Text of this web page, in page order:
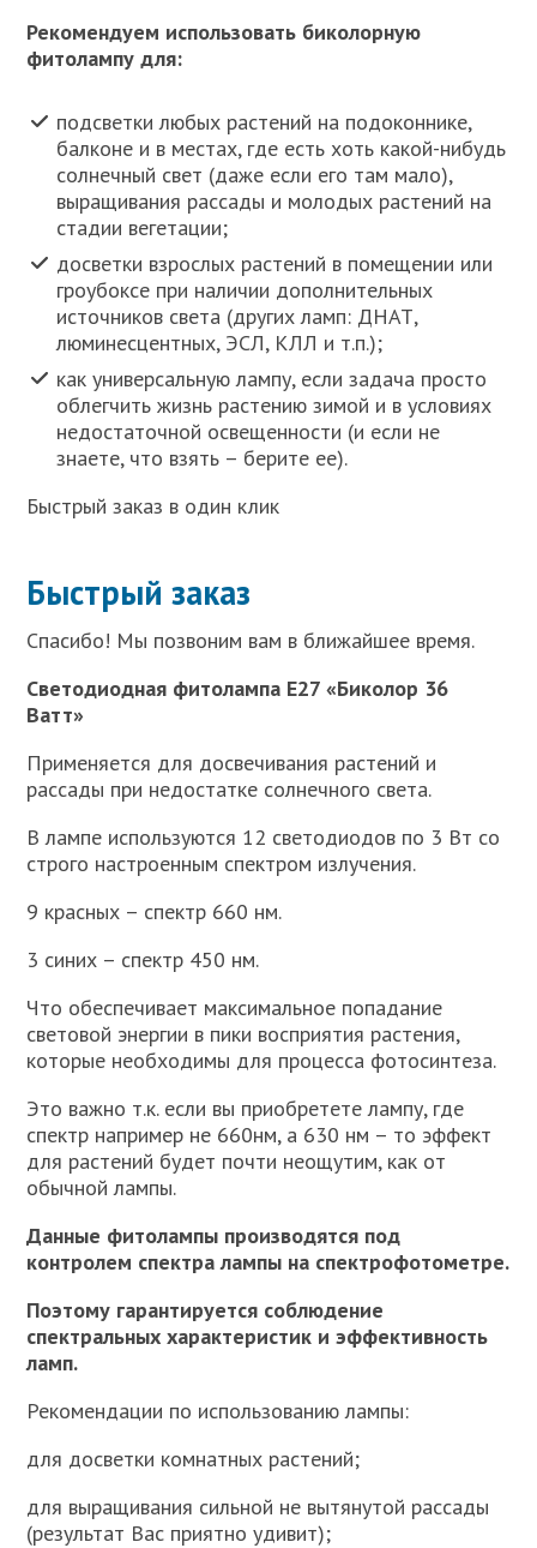
Рекомендуем использовать биколорную
фитолампу для:
подсветки любых растений на подоконнике,
балконе и в местах, где есть хоть какой-нибудь
солнечный свет (даже если его там мало),
выращивания рассады и молодых растений на
стадии вегетации;
досветки взрослых растений в помещении или
гроубоксе при наличии дополнительных
источников света (других ламп: ДНАТ,
люминесцентных, ЭСЛ, КЛЛ и т.п.);
как универсальную лампу, если задача просто
облегчить жизнь растению зимой и в условиях
недостаточной освещенности (и если не
знаете, что взять – берите ее).
Быстрый заказ в один клик
Быстрый заказ
Спасибо! Мы позвоним вам в ближайшее время.
Светодиодная фитолампа Е27 «Биколор 36
Ватт»
Применяется для досвечивания растений и
рассады при недостатке солнечного света.
В лампе используются 12 светодиодов по 3 Вт со
строго настроенным спектром излучения.
9 красных – спектр 660 нм.
3 синих – спектр 450 нм.
Что обеспечивает максимальное попадание
световой энергии в пики восприятия растения,
которые необходимы для процесса фотосинтеза.
Это важно т.к. если вы приобретете лампу, где
спектр например не 660нм, а 630 нм – то эффект
для растений будет почти неощутим, как от
обычной лампы.
Данные фитолампы производятся под
контролем спектра лампы на спектрофотометре.
Поэтому гарантируется соблюдение
спектральных характеристик и эффективность
ламп.
Рекомендации по использованию лампы:
для досветки комнатных растений;
для выращивания сильной не вытянутой рассады
(результат Вас приятно удивит);